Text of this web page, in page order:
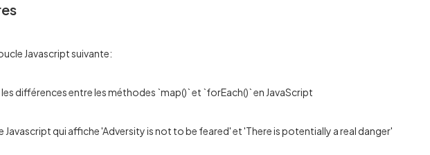
Javascript suivante:
différences entre les méthodes `map()` et `forEach()` en JavaScript
Javascript qui affiche 'Adversity is not to be feared' et 'There is potentially a real danger'